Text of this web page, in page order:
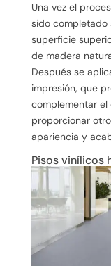
Una vez el
sido completado
superficie
de madera
Después se
impresión, que
complementar
proporcionar
apariencia y
Pisos vinílicos